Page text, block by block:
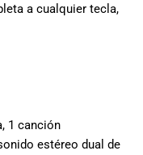
de
a cualquier tecla,
1 canción
estéreo dual de